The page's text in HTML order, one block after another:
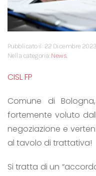
Pubblicato il: 22 Dicembre 2023
Nella categoria:News
CISL FP
Comune di
fortemente voluto
negoziazione e
al tavolo di trattativa!
Si tratta di un